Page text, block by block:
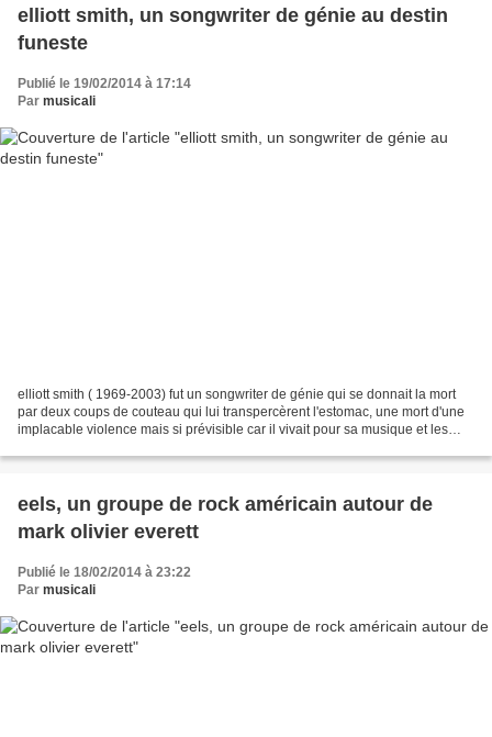
elliott smith, un songwriter de génie au destin
funeste
Publié le 19/02/2014 à 17:14
Par musicali
elliott smith ( 1969-2003) fut un songwriter de génie qui se donnait la mort
par deux coups de couteau qui lui transpercèrent l'estomac, une mort d'une
implacable violence mais si prévisible car il vivait pour sa musique et les
eels, un groupe de rock américain autour de
mark olivier everett
Publié le 18/02/2014 à 23:22
Par musicali